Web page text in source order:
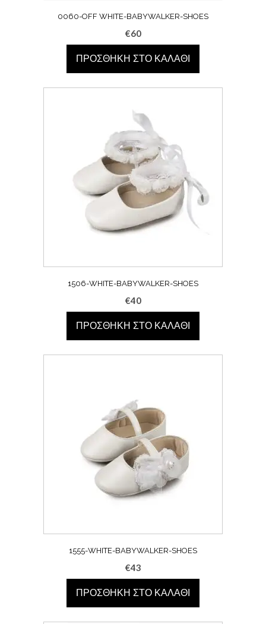
0060-OFF WHITE-BABYWALKER-SHOES
€60
ΠΡΟΣΘΉΚΗ ΣΤΟ ΚΑΛΆΘΙ
1506-WHITE-BABYWALKER-SHOES
€40
ΠΡΟΣΘΉΚΗ ΣΤΟ ΚΑΛΆΘΙ
1555-WHITE-BABYWALKER-SHOES
€43
ΠΡΟΣΘΉΚΗ ΣΤΟ ΚΑΛΆΘΙ